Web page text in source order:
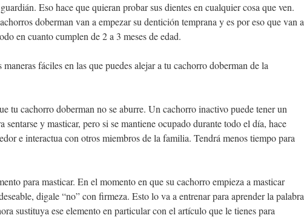
Eso hace que quieran probar sus dientes en cualquier cosa que ven.
doberman van a empezar su dentición temprana y es por eso que van a
en cuanto cumplen de 2 a 3 meses de edad.
fáciles en las que puedes alejar a tu cachorro doberman de la
cachorro doberman no se aburre. Un cachorro inactivo puede tener un
sentarse y masticar, pero si se mantiene ocupado durante todo el día, hace
e interactua con otros miembros de la familia. Tendrá menos tiempo para
para masticar. En el momento en que su cachorro empieza a masticar
digale “no” con firmeza. Esto lo va a entrenar para aprender la palabra
sustituya ese elemento en particular con el artículo que le tienes para